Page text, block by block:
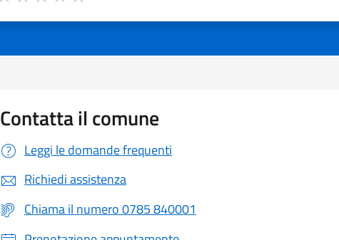
Contatta il comune
Leggi le domande frequenti
Richiedi assistenza
Chiama il numero 0785 840001